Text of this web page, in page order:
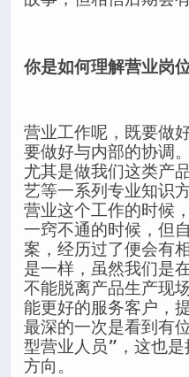
你是如何理解营业岗
营业工作呢，既要做
要做好与内部的协调
尤其是做我们这类产
艺等一系列专业知识
营业这个工作的时候
一窍不通的时候，但
案，经历过了便会有
是一样，虽然我们是
不能脱离产品生产现
能更好的服务客户，
最深的一次是看到有
型营业人员”，这也
方向。